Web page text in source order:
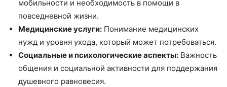
мобильности и необходимость в помощи в
повседневной жизни.
Медицинские услуги: Понимание медицинских
нужд и уровня ухода, который может потребоваться.
Социальные и психологические аспекты: Важность
общения и социальной активности для поддержания
душевного равновесия.